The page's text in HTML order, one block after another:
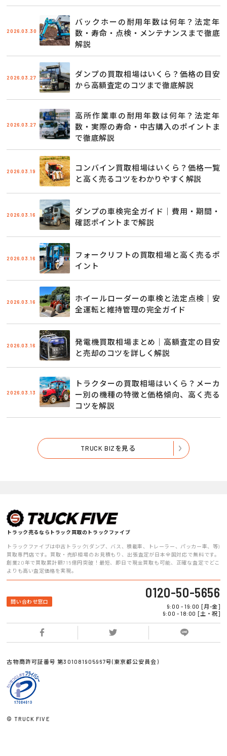
2026.03.30
バックホーの耐用年数は何年？法定年
数・寿命・点検・メンテナンスまで徹底
解説
2026.03.27
ダンプの買取相場はいくら？価格の目安
から高額査定のコツまで徹底解説
2026.03.27
高所作業車の耐用年数は何年？法定年
数・実際の寿命・中古購入のポイントま
で徹底解説
2026.03.19
コンバイン買取相場はいくら？価格一覧
と高く売るコツをわかりやすく解説
2026.03.16
ダンプの車検完全ガイド｜費用・期間・
確認ポイントまで解説
2026.03.16
フォークリフトの買取相場と高く売るポ
イント
2026.03.16
ホイールローダーの車検と法定点検｜安
全運転と維持管理の完全ガイド
2026.03.16
発電機買取相場まとめ｜高額査定の目安
と売却のコツを詳しく解説
2026.03.13
トラクターの買取相場はいくら？メーカ
ー別の機種の特徴と価格傾向、高く売る
コツを解説
TRUCK BIZを見る
トラック売るならトラック買取のトラックファイブ
トラックファイブは中古トラック(ダンプ、バス、積載車、トレーラー、パッカー車、等)
買取専門店です。買取・売却相場のお見積もり、出張査定が日本全国対応で無料です。
創業20年で買取累計額715億円突破！最短、即日で現金買取も可能、正確な査定でどこ
よりも高い査定価格を実現。
問い合わせ窓口
0120-50-5656
9:00 - 19:00 [月-金]
9:00 - 18:00 [土・祝]
古物商許可証番号 第301081905967号(東京都公安員会)
© TRUCK FIVE